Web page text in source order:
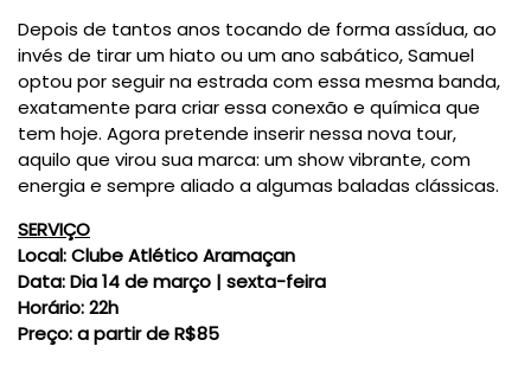
Depois de tantos anos tocando de forma assídua, ao
invés de tirar um hiato ou um ano sabático, Samuel
optou por seguir na estrada com essa mesma banda,
exatamente para criar essa conexão e química que
tem hoje. Agora pretende inserir nessa nova tour,
aquilo que virou sua marca: um show vibrante, com
energia e sempre aliado a algumas baladas clássicas.
SERVIÇO
Local:Clube Atlético Aramaçan
Data:Dia 14 de março | sexta-feira
Horário:22h
Preço:a partir de R$85